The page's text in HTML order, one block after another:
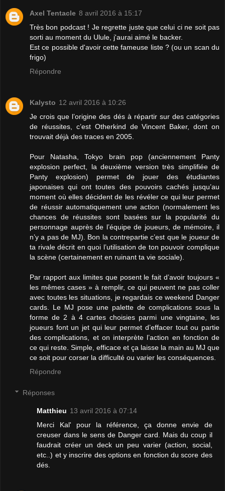
Axel Tentacle 8 avril 2016 à 15:17
Très bon podcast ! Je regrette juste que celui ci ne soit pas
sorti au moment du Ulule, j'aurai aimé le backer.
Est ce possible d'avoir cette fameuse liste ? (ou un scan du
frigo)
Répondre
Kalysto 12 avril 2016 à 10:26
Je crois que l’origine des dés à répartir sur des catégories
de réussites, c’est Otherkind de Vincent Baker, dont on
trouvait déjà des traces en 2005.
Pour Natasha, Tokyo brain pop (anciennement Panty
explosion perfect, la deuxième version très simplifiée de
Panty explosion) permet de jouer des étudiantes
japonaises qui ont toutes des pouvoirs cachés jusqu’au
moment où elles décident de les révéler ce qui leur permet
de réussir automatiquement une action (normalement les
chances de réussites sont basées sur la popularité du
personnage auprès de l’équipe de joueurs, de mémoire, il
n’y a pas de MJ). Bon la contrepartie c’est que le joueur de
ta rivale décrit en quoi l’utilisation de ton pouvoir complique
la scène (certainement en ruinant ta vie sociale).
Par rapport aux limites que posent le fait d’avoir toujours «
les mêmes cases » à remplir, ce qui peuvent ne pas coller
avec toutes les situations, je regardais ce weekend Danger
cards. Le MJ pose une palette de complications sous la
forme de 2 à 4 cartes choisies parmi une vingtaine, les
joueurs font un jet qui leur permet d’effacer tout ou partie
des complications, et on interprète l’action en fonction de
ce qui reste. Simple, efficace et ça laisse la main au MJ que
ce soit pour corser la difficulté ou varier les conséquences.
Répondre
Réponses
Matthieu 13 avril 2016 à 07:14
Merci Kal' pour la référence, ça donne envie de
creuser dans le sens de Danger card. Mais du coup il
faudrait créer un deck un peu varier (action, social,
etc..) et y inscrire des options en fonction du score des
dés.